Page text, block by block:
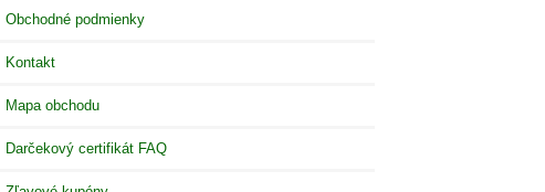
Obchodné podmienky
Kontakt
Mapa obchodu
Darčekový certifikát FAQ